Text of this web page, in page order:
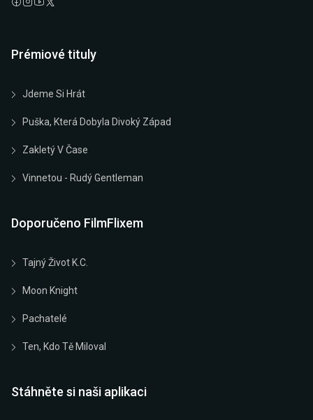
Prémiové tituly
Jdeme Si Hrát
Puška, Která Dobyla Divoký Západ
Zakletý V Čase
Vinnetou - Rudý Gentleman
Doporučeno FilmFlixem
Tajný Život K.C.
Moon Knight
Pachatelé
Ten, Kdo Tě Miloval
Stáhněte si naši aplikaci